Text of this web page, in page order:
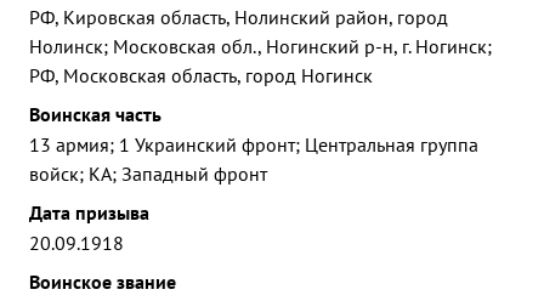
РФ, Кировская область, Нолинский район, город
Нолинск; Московская обл., Ногинский р-н, г. Ногинск;
РФ, Московская область, город Ногинск
Воинская часть
13 армия; 1 Украинский фронт; Центральная группа
войск; КА; Западный фронт
Дата призыва
20.09.1918
Воинское звание